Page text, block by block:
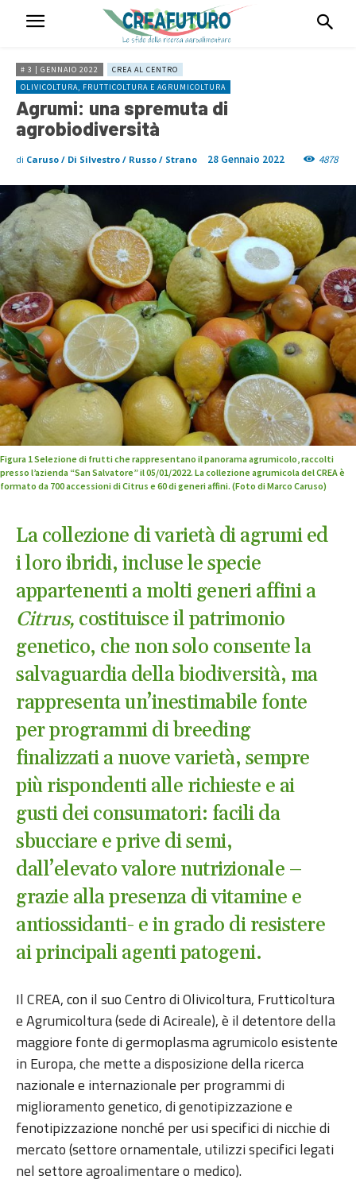
# 3 | GENNAIO 2022
CREA AL CENTRO
OLIVICOLTURA, FRUTTICOLTURA E AGRUMICOLTURA
Agrumi: una spremuta di
agrobiodiversità
di Caruso / Di Silvestro / Russo / Strano 28 Gennaio 2022 4878
Figura 1 Selezione di frutti che rappresentano il panorama agrumicolo, raccolti
presso l’azienda “San Salvatore” il 05/01/2022. La collezione agrumicola del CREA è
formato da 700 accessioni di Citrus e 60 di generi affini. (Foto di Marco Caruso)
La collezione di varietà di agrumi ed
i loro ibridi, incluse le specie
appartenenti a molti generi affini a
Citrus, costituisce il patrimonio
genetico, che non solo consente la
salvaguardia della biodiversità, ma
rappresenta un’inestimabile fonte
per programmi di breeding
finalizzati a nuove varietà, sempre
più rispondenti alle richieste e ai
gusti dei consumatori: facili da
sbucciare e prive di semi,
dall’elevato valore nutrizionale –
grazie alla presenza di vitamine e
antiossidanti- e in grado di resistere
ai principali agenti patogeni.
Il CREA, con il suo Centro di Olivicoltura, Frutticoltura
e Agrumicoltura (sede di Acireale), è il detentore della
maggiore fonte di germoplasma agrumicolo esistente
in Europa, che mette a disposizione della ricerca
nazionale e internazionale per programmi di
miglioramento genetico, di genotipizzazione e
fenotipizzazione nonché per usi specifici di nicchie di
mercato (settore ornamentale, utilizzi specifici legati
nel settore agroalimentare o medico).